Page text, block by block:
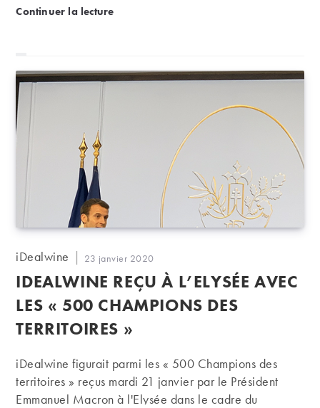
Continuer la lectureIncursion dans les Alpilles, au domaine de Trévallon
Auteur/autrice
publication :
iDealwine
Publication
23 janvier 2020
IDEALWINE REÇU À L’ELYSÉE AVEC
LES « 500 CHAMPIONS DES
TERRITOIRES »
iDealwine figurait parmi les « 500 Champions des
territoires » reçus mardi 21 janvier par le Président
Emmanuel Macron à l'Elysée dans le cadre du